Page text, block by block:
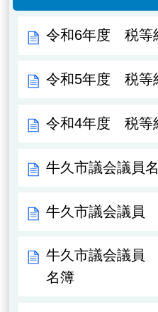
令和6年度 税等
令和5年度 税等
令和4年度 税等
牛久市議会議員
牛久市議会議員
牛久市議会議員
名簿